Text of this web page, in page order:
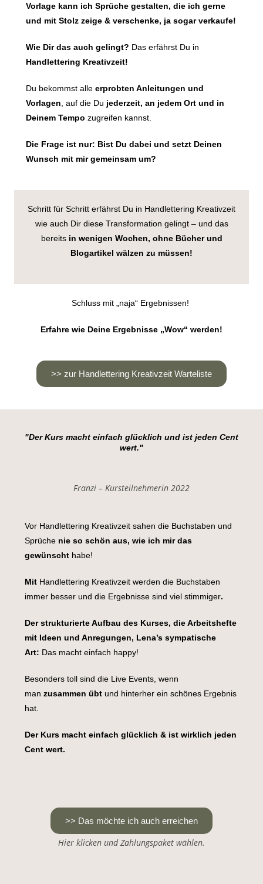
Vorlage kann ich Sprüche gestalten, die ich gerne
und mit Stolz zeige & verschenke, ja sogar verkaufe!
Wie Dir das auch gelingt? Das erfährst Du in
Handlettering Kreativzeit!
Du bekommst alle erprobten Anleitungen und
Vorlagen , auf die Du jederzeit, an jedem Ort und in
Deinem Tempo zugreifen kannst.
Die Frage ist nur: Bist Du dabei und setzt Deinen
Wunsch mit mir gemeinsam um?
Schritt für Schritt erfährst Du in Handlettering Kreativzeit
wie auch Dir diese Transformation gelingt – und das
bereits in wenigen Wochen, ohne Bücher und
Blogartikel wälzen zu müssen!
Schluss mit „naja“ Ergebnissen!
Erfahre wie Deine Ergebnisse „Wow“ werden!
>> zur Handlettering Kreativzeit Warteliste
"Der Kurs macht einfach glücklich und ist jeden Cent
wert."
Franzi – Kursteilnehmerin 2022
Vor Handlettering Kreativzeit sahen die Buchstaben und
Sprüche nie so schön aus, wie ich mir das
gewünscht habe!
Mit Handlettering Kreativzeit werden die Buchstaben
immer besser und die Ergebnisse sind viel stimmiger.
Der strukturierte Aufbau des Kurses, die Arbeitshefte
mit Ideen und Anregungen, Lena’s sympatische
Art: Das macht einfach happy!
Besonders toll sind die Live Events, wenn
man zusammen übt und hinterher ein schönes Ergebnis
hat.
Der Kurs macht einfach glücklich & ist wirklich jeden
Cent wert.
>> Das möchte ich auch erreichen
Hier klicken und Zahlungspaket wählen.